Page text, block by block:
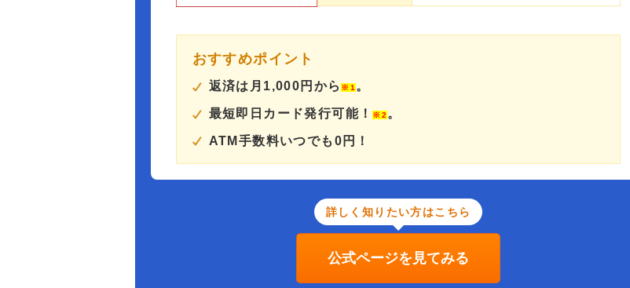
おすすめポイント
返済は月1,000円から※1 。
最短即日カード発行可能！※2 。
ATM手数料いつでも0円！
詳しく知りたい方はこちら
公式ページを見てみる